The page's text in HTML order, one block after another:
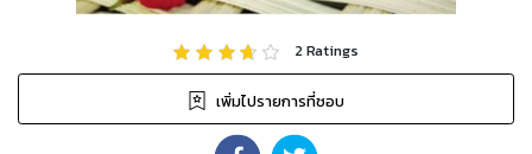
2Ratings
เพิ่มไปรายการที่ชอบ